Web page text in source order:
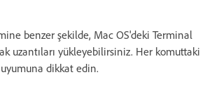
benzer şekilde, Mac OS'deki Terminal
uzantıları yükleyebilirsiniz. Her komuttaki
dikkat edin.